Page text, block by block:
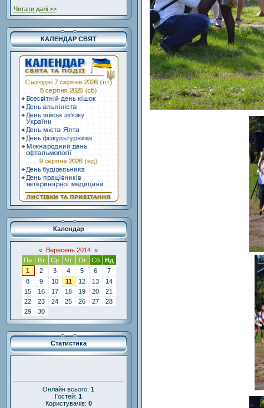
Читати далі >>
КАЛЕНДАР СВЯТ
Календар
« Вересень 2014 »
Пн
Вт Ср Чт Пт Сб
Нд
1
2 3 4 5 6
7
8
9 10 11 12 13
14
15
16 17 18 19 20
21
22
23 24 25 26 27
28
29
30
Статистика
Онлайн всього:1
Гостей:1
Користувачів: 0